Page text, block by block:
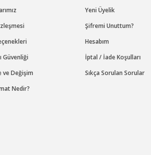
Güvenliği
ve Değişim
Nedir?
Yeni Üyelik
Şifremi Unuttum?
Hesabım
İptal / İade Koşulları
Sıkça Sorulan Sorular